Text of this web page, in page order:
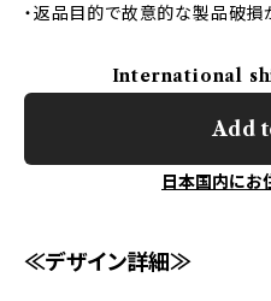
・返品目的で故意的な製品破損
International
Add
日本国内にお
≪デザイン詳細≫